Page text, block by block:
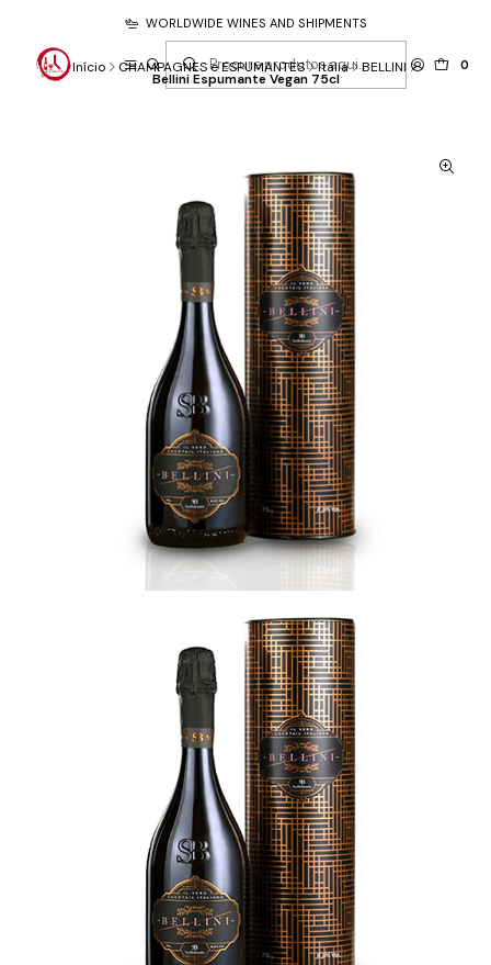
0
WORLDWIDE WINES AND SHIPMENTS
Início CHAMPAGNES e ESPUMANTES Itália BELLINI
Bellini Espumante Vegan 75cl